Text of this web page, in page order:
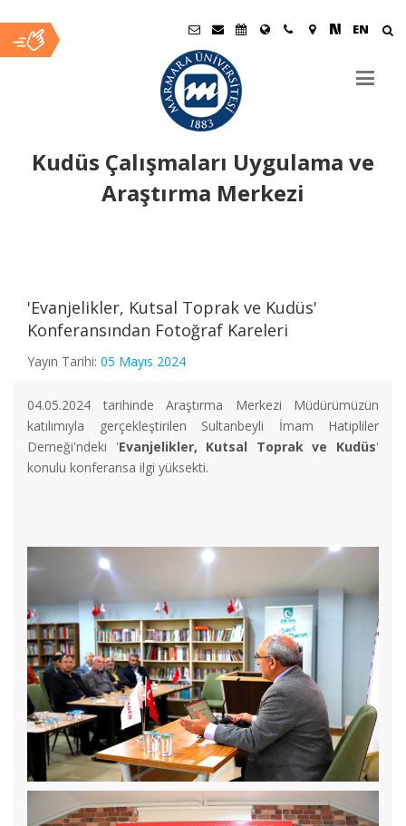
EN
Kudüs Çalışmaları Uygulama ve
Araştırma Merkezi
İçerik
'Evanjelikler, Kutsal Toprak ve Kudüs'
Konferansından Fotoğraf Kareleri
Yayın Tarihi: 05 Mayıs 2024
04.05.2024 tarihinde Araştırma Merkezi Müdürümüzün
katılımıyla gerçekleştirilen Sultanbeyli İmam Hatipliler
Derneği'ndeki 'Evanjelikler, Kutsal Toprak ve Kudüs'
konulu konferansa ilgi yüksekti.